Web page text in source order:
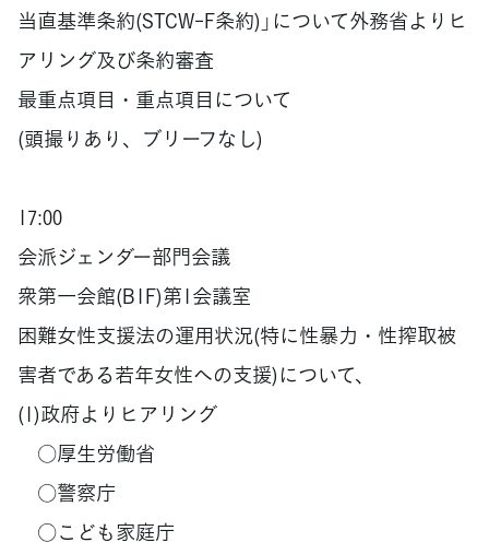
当直基準条約(STCW-F条約)」について外務省よりヒ
アリング及び条約審査
最重点項目・重点項目について
(頭撮りあり、ブリーフなし)
17:00
会派ジェンダー部門会議
衆第一会館(B1F)第1会議室
困難女性支援法の運用状況(特に性暴力・性搾取被
害者である若年女性への支援)について、
(1)政府よりヒアリング
○厚生労働省
○警察庁
○こども家庭庁